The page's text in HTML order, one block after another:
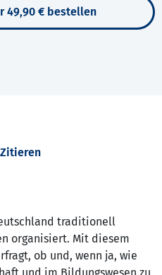
49,90 € bestellen
traditionell
organisiert. Mit diesem
ob und, wenn ja, wie
Zitieren